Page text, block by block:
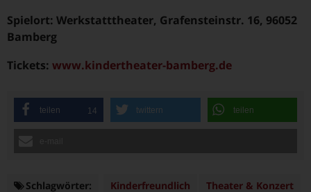
Spielort: Werkstatttheater, Grafensteinstr. 16, 96052
Bamberg
Tickets: www.kindertheater-bamberg.de
teilen 14 twittern teilen
Schlagwörter: Schlagwörter
Kinderfreundlich Theater & Konzert